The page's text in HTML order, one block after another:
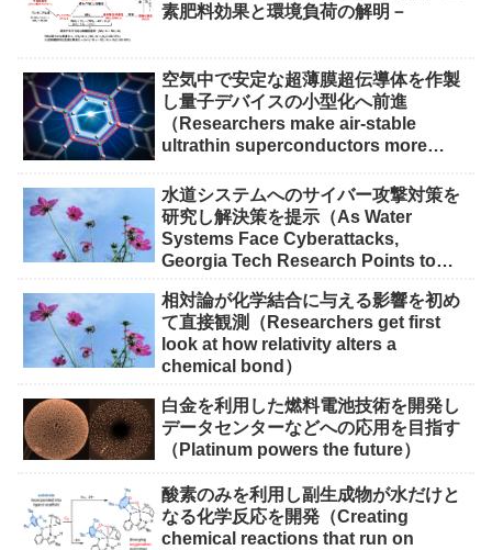
素肥料効果と環境負荷の解明－
空気中で安定な超薄膜超伝導体を作製
し量子デバイスの小型化へ前進
（Researchers make air-stable
ultrathin superconductors more
水道システムへのサイバー攻撃対策を
研究し解決策を提示（As Water
Systems Face Cyberattacks,
Georgia Tech Research Points to
相対論が化学結合に与える影響を初め
て直接観測（Researchers get first
look at how relativity alters a
chemical bond）
白金を利用した燃料電池技術を開発し
データセンターなどへの応用を目指す
（Platinum powers the future）
酸素のみを利用し副生成物が水だけと
なる化学反応を開発（Creating
chemical reactions that run on